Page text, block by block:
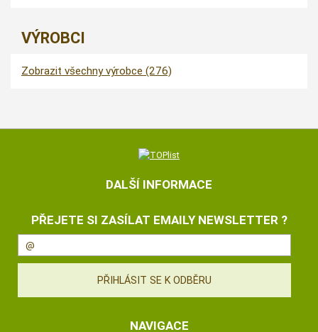
VÝROBCI
Zobrazit všechny výrobce (276)
DALŠÍ INFORMACE
PŘEJETE SI ZASÍLAT EMAILY NEWSLETTER ?
NAVIGACE